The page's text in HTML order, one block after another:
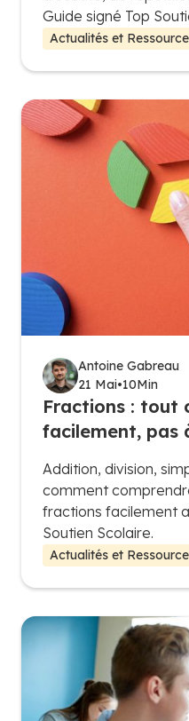
Guide signé Top
Actualités et
Antoine Gabreau
21 Mai•10Min
Fractions : tout
facilement, pas
Addition, division,
comment
fractions facilement
Soutien Scolaire.
Actualités et